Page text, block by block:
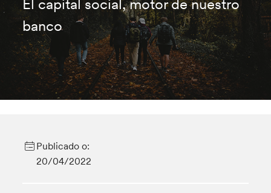
El capital social, motor de nuestro
banco
Publicado o:
20/04/2022